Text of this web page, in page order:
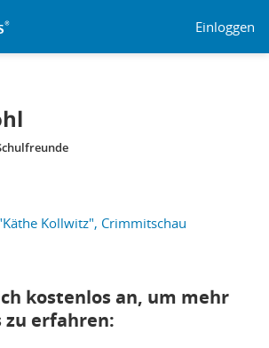
Einloggen
Kollwitz", Crimmitschau
kostenlos an, um mehr
zu erfahren: